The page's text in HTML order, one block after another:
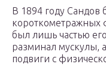
В 1894 году Сандов
короткометражных
был лишь частью
разминал мускулы,
подвиги с